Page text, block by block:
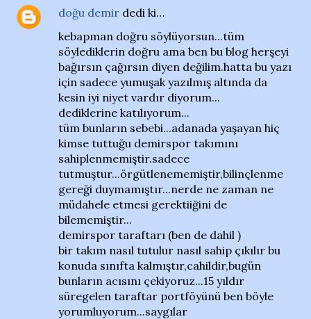
doğu demir dedi ki…
kebapman doğru söylüyorsun...tüm
söylediklerin doğru ama ben bu blog herşeyi
bağırsın çağırsın diyen değilim.hatta bu yazı
için sadece yumuşak yazılmış altında da
kesin iyi niyet vardır diyorum...
dediklerine katılıyorum...
tüm bunların sebebi...adanada yaşayan hiç
kimse tuttuğu demirspor takımını
sahiplenmemiştir.sadece
tutmuştur...örgütlenememiştir,bilinçlenme
gereği duymamıştır...nerde ne zaman ne
müdahele etmesi gerektiiğini de
bilememiştir...
demirspor taraftarı (ben de dahil )
bir takım nasıl tutulur nasıl sahip çıkılır bu
konuda sınıfta kalmıştır,cahildir,bugün
bunların acısını çekiyoruz...15 yıldır
süregelen taraftar portföyünü ben böyle
yorumluyorum...saygılar